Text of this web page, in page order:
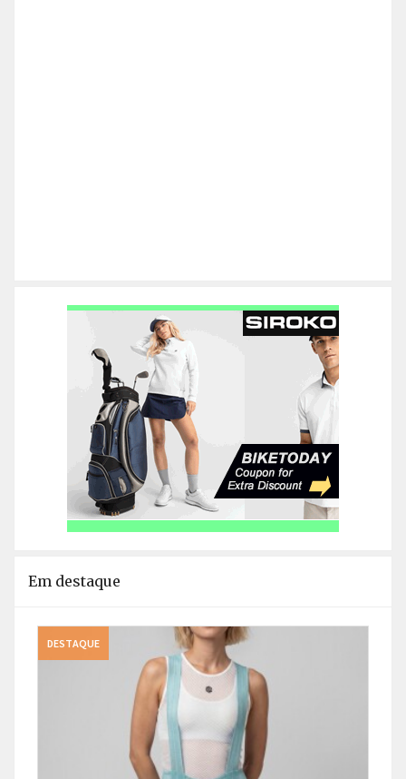
Em destaque
DESTAQUE